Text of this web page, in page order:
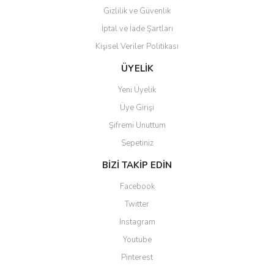
Gönder
Gizlilik ve Güvenlik
İptal ve İade Şartları
Kişisel Veriler Politikası
ÜYELİK
Yeni Üyelik
Üye Girişi
Şifremi Unuttum
Sepetiniz
BİZİ TAKİP EDİN
Facebook
Twitter
Instagram
Youtube
Pinterest